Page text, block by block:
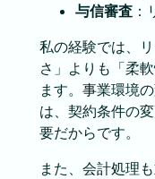
与信審査：
私の経験では、
さ」よりも「柔
ます。事業環境
は、契約条件の
要だからです。
また、会計処理